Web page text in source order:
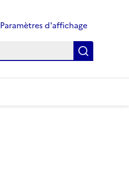
Paramètres d'affichage